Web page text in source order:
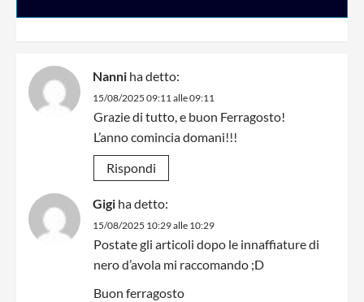
Nanni ha detto:
15/08/2025 09:11 alle 09:11
Grazie di tutto, e buon Ferragosto!
L’anno comincia domani!!!
Rispondi
Gigi ha detto:
15/08/2025 10:29 alle 10:29
Postate gli articoli dopo le innaffiature di
nero d’avola mi raccomando ;D
Buon ferragosto